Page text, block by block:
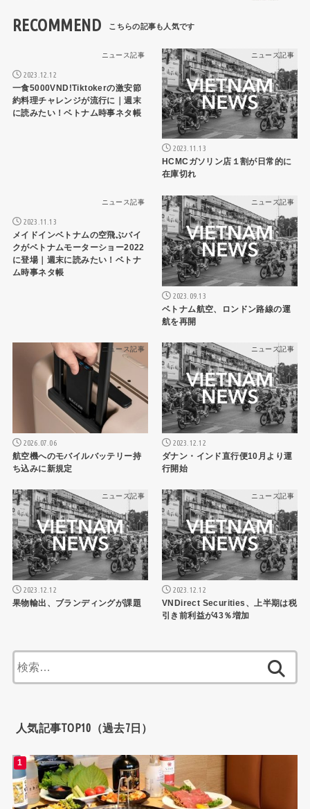
RECOMMEND
ニュース記事
2023.12.12
一食5000VND!Tiktokerの激安節
約料理チャレンジが流行に｜週末
に読みたい！ベトナム時事ネタ帳
ニュース記事
2023.11.13
HCMCガソリン店１割が日常的に
在庫切れ
ニュース記事
2023.11.13
メイドインベトナムの空飛ぶバイ
クがベトナムモーターショー2022
に登場｜週末に読みたい！ベトナ
ム時事ネタ帳
ニュース記事
2023.09.13
ベトナム航空、ロンドン路線の運
航を再開
ニュース記事
2026.07.06
航空機へのモバイルバッテリー持
ち込みに新規定
ニュース記事
2023.12.12
ダナン・インド直行便10月より運
行開始
ニュース記事
2023.12.12
果物輸出、ブランディングが課題
ニュース記事
2023.12.12
VNDirect Securities、上半期は税
引き前利益が43％増加
索:
人気記事TOP10（過去7日）